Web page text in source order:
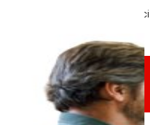
Fundación impulsamos